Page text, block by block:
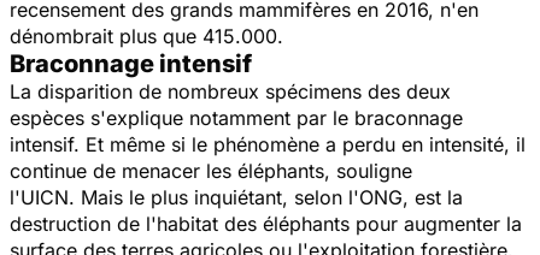
recensement des grands mammifères en 2016, n'en
dénombrait plus que 415.000.
Braconnage intensif
La disparition de nombreux spécimens des deux
espèces s'explique notamment par le braconnage
intensif. Et même si le phénomène a perdu en intensité, il
continue de menacer les éléphants, souligne
l'UICN. Mais le plus inquiétant, selon l'ONG, est la
destruction de l'habitat des éléphants pour augmenter la
surface des terres agricoles ou l'exploitation forestière.